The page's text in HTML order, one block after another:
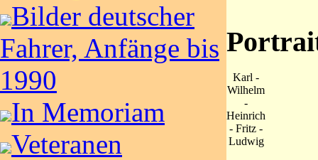
Bilder deutscher
Fahrer, Anfänge bis
1990
In Memoriam
Veteranen
Karl -
Wilhelm
-
Heinrich
- Fritz -
Ludwig